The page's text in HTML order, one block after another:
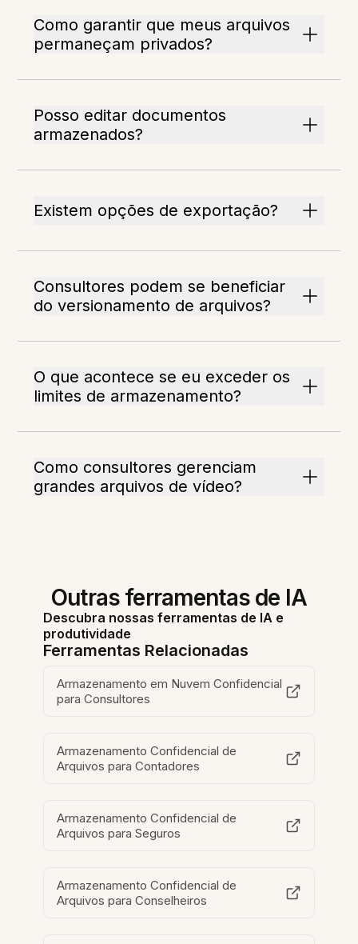
Como garantir que meus arquivos
permaneçam privados?
Posso editar documentos
armazenados?
Existem opções de exportação?
Consultores podem se beneficiar
do versionamento de arquivos?
O que acontece se eu exceder os
limites de armazenamento?
Como consultores gerenciam
grandes arquivos de vídeo?
Outras ferramentas de IA
Descubra nossas ferramentas de IA e
produtividade
Ferramentas Relacionadas
Armazenamento em Nuvem Confidencial
para Consultores
Armazenamento Confidencial de
Arquivos para Contadores
Armazenamento Confidencial de
Arquivos para Seguros
Armazenamento Confidencial de
Arquivos para Conselheiros